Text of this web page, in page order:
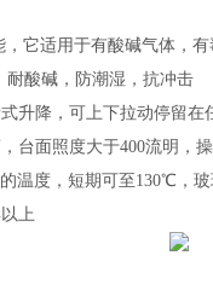
它适用于有酸碱气体，
耐酸碱，防潮湿，抗冲击
升降，可上下拉动停留在
台面照度大于400流明，
温度，短期可至130℃，玻
上